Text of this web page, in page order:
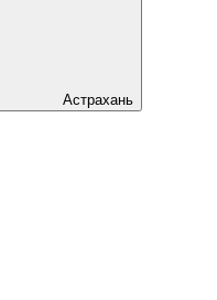
Астрахань